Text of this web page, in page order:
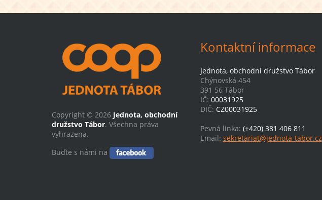
Copyright © 2026 Jednota, obchodní
družstvo Tábor. Všechna práva
vyhrazena.
Buďte s námi na
Kontaktní informace
Jednota, obchodní družstvo Tábor
Chýnovská 454
391 56 Tábor
IČ: 00031925
DIČ: CZ00031925
Pevná linka: (+420) 381 406 811
Email: sekretariat@jednota-tabor.cz